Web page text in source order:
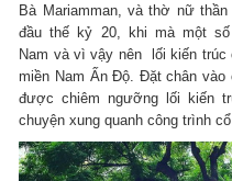
Bà Mariamman, và thờ nữ
đầu thế kỷ 20, khi mà một
Nam và vì vậy nên lối kiến trúc
miền Nam Ấn Độ. Đặt chân
được chiêm ngưỡng lối kiến
chuyện xung quanh công trình